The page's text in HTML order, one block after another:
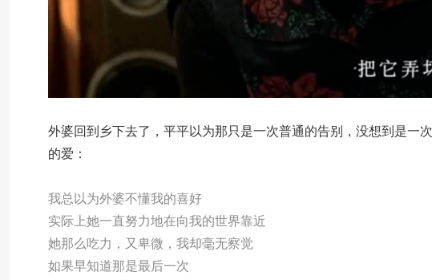
外婆回到乡下去了，平平以为那只是一次普通的告别，没想到是一
的爱：
我总以为外婆不懂我的喜好
实际上她一直努力地在向我的世界靠近
她那么吃力，又卑微，我却毫无察觉
如果早知道那是最后一次